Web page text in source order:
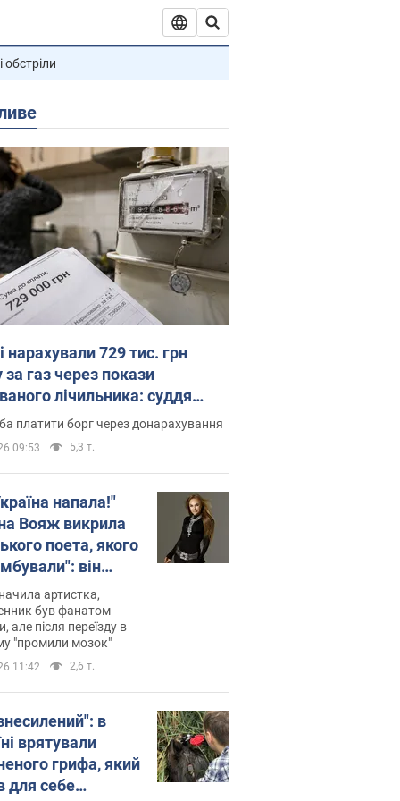
обстріли
нарахували 729 тис. грн
за газ через покази
лічильника: суддя
неочікуване рішення
платити борг через донарахування
09:53 5,3 т.
напала!"
Вояж викрила
поета, якого
він
російської не
тепер хоче
українців
артистка,
був фанатом
але після переїзду в
"промили мозок"
11:42 2,6 т.
в
врятували
грифа, який
для себе